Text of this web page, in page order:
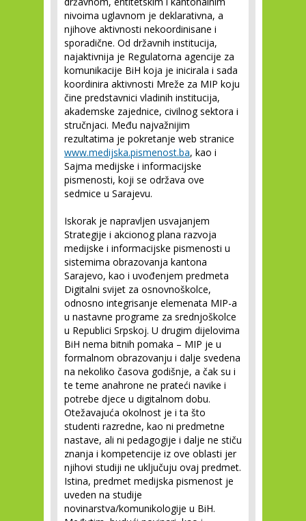
nivoima uglavnom je deklarativna, a
njihove aktivnosti nekoordinisane i
sporadične. Od državnih institucija,
najaktivnija je Regulatorna agencije za
komunikacije BiH koja je inicirala i sada
koordinira aktivnosti Mreže za MIP koju
čine predstavnici vladinih institucija,
akademske zajednice, civilnog sektora i
stručnjaci. Među najvažnijim
rezultatima je pokretanje web stranice
www.medijska.pismenost.ba, kao i
Sajma medijske i informacijske
pismenosti, koji se održava ove
sedmice u Sarajevu.
Iskorak je napravljen usvajanjem
Strategije i akcionog plana razvoja
medijske i informacijske pismenosti u
sistemima obrazovanja kantona
Sarajevo, kao i uvođenjem predmeta
Digitalni svijet za osnovnoškolce,
odnosno integrisanje elemenata MIP-a
u nastavne programe za srednjoškolce
u Republici Srpskoj. U drugim dijelovima
BiH nema bitnih pomaka – MIP je u
formalnom obrazovanju i dalje svedena
na nekoliko časova godišnje, a čak su i
te teme anahrone ne prateći navike i
potrebe djece u digitalnom dobu.
Otežavajuća okolnost je i ta što
studenti razredne, kao ni predmetne
nastave, ali ni pedagogije i dalje ne stiču
znanja i kompetencije iz ove oblasti jer
njihovi studiji ne uključuju ovaj predmet.
Istina, predmet medijska pismenost je
uveden na studije
novinarstva/komunikologije u BiH.